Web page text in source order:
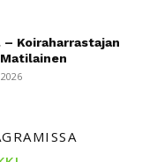
Koiraharrastajan